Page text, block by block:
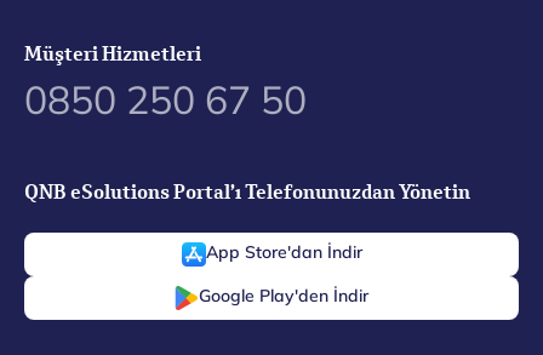
Müşteri Hizmetleri
0850 250 67 50
QNB eSolutions Portal’ı Telefonunuzdan Yönetin
App Store'dan İndir
Google Play'den İndir